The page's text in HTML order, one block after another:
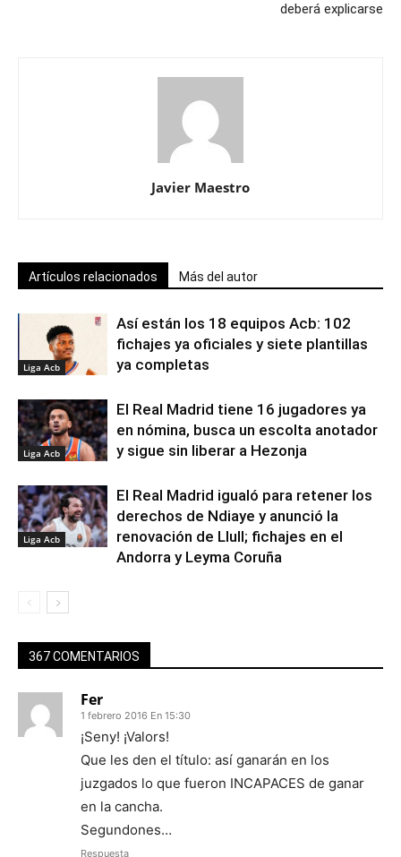
deberá explicarse
Javier Maestro
Artículos relacionados Más del autor
Liga Acb
Así están los 18 equipos Acb: 102
fichajes ya oficiales y siete plantillas
ya completas
Liga Acb
El Real Madrid tiene 16 jugadores ya
en nómina, busca un escolta anotador
y sigue sin liberar a Hezonja
Liga Acb
El Real Madrid igualó para retener los
derechos de Ndiaye y anunció la
renovación de Llull; fichajes en el
Andorra y Leyma Coruña
367 COMENTARIOS
Fer
1 febrero 2016 En 15:30
¡Seny! ¡Valors!
Que les den el título: así ganarán en los
juzgados lo que fueron INCAPACES de ganar
en la cancha.
Segundones…
Respuesta